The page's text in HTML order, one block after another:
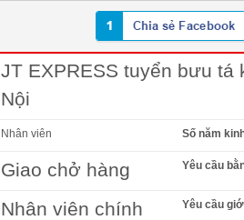
JT EXPRESS tuyển bưu tá
Nội
Nhân viên Số năm
Giao chở hàng Yêu cầu
Nhân viên chính
Yêu cầu